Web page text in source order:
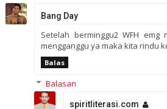
Bang Day
Setelah berminggu2 WFH
mengganggu ya maka kita rindu
Balas
Balasan
spiritliterasi.com